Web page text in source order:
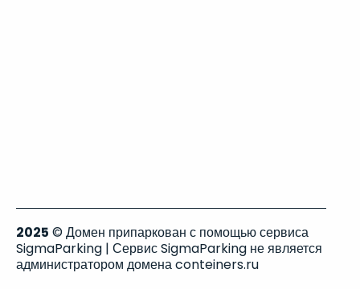
2025 © Домен припаркован с помощью сервиса
SigmaParking | Сервис SigmaParking не является
администратором домена conteiners.ru